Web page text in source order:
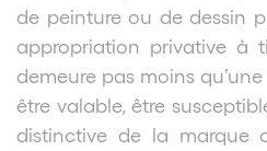
de peinture ou de dessin
appropriation privative à
demeure pas moins
être valable, être
distinctive de la marque